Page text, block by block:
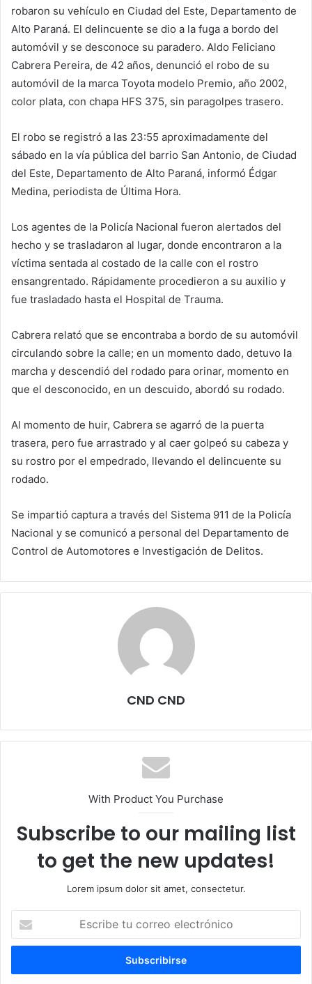
robaron su vehículo en Ciudad del Este, Departamento de
Alto Paraná. El delincuente se dio a la fuga a bordo del
automóvil y se desconoce su paradero. Aldo Feliciano
Cabrera Pereira, de 42 años, denunció el robo de su
automóvil de la marca Toyota modelo Premio, año 2002,
color plata, con chapa HFS 375, sin paragolpes trasero.
El robo se registró a las 23:55 aproximadamente del
sábado en la vía pública del barrio San Antonio, de Ciudad
del Este, Departamento de Alto Paraná, informó Édgar
Medina, periodista de Última Hora.
Los agentes de la Policía Nacional fueron alertados del
hecho y se trasladaron al lugar, donde encontraron a la
víctima sentada al costado de la calle con el rostro
ensangrentado. Rápidamente procedieron a su auxilio y
fue trasladado hasta el Hospital de Trauma.
Cabrera relató que se encontraba a bordo de su automóvil
circulando sobre la calle; en un momento dado, detuvo la
marcha y descendió del rodado para orinar, momento en
que el desconocido, en un descuido, abordó su rodado.
Al momento de huir, Cabrera se agarró de la puerta
trasera, pero fue arrastrado y al caer golpeó su cabeza y
su rostro por el empedrado, llevando el delincuente su
rodado.
Se impartió captura a través del Sistema 911 de la Policía
Nacional y se comunicó a personal del Departamento de
Control de Automotores e Investigación de Delitos.
CND CND
With Product You Purchase
Subscribe to our mailing list
to get the new updates!
Lorem ipsum dolor sit amet, consectetur.
correo